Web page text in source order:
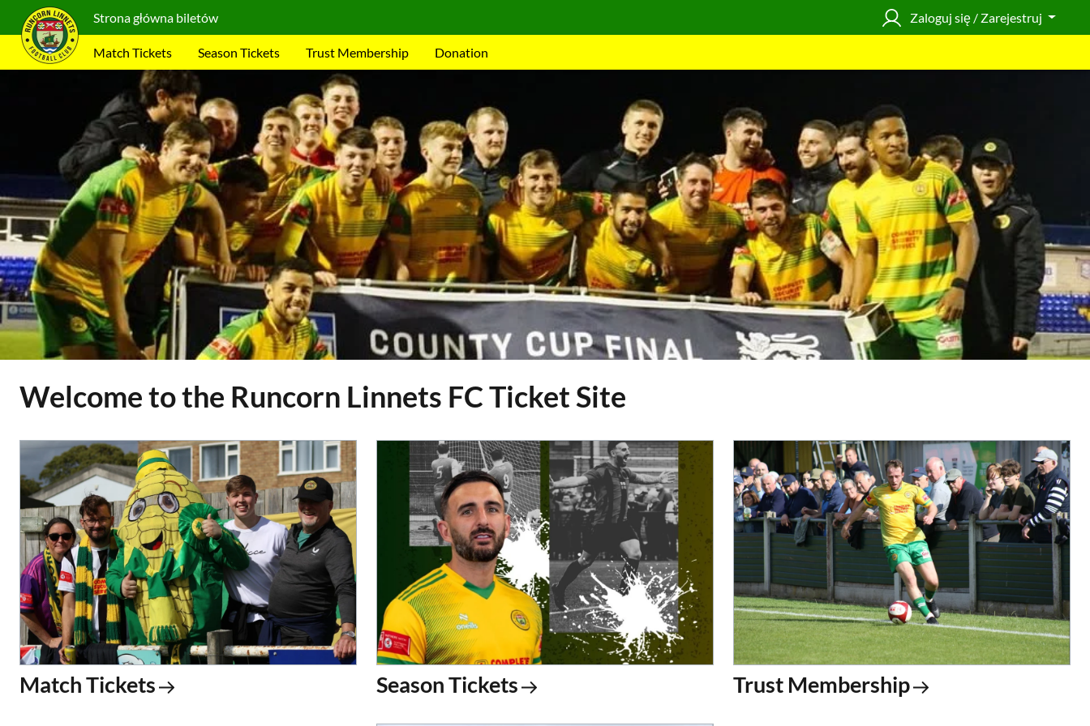
Strona główna biletów Zaloguj się / Zarejestruj
Match Tickets Season Tickets Trust Membership Donation
Welcome to the Runcorn Linnets FC Ticket Site
Match Tickets Season Tickets Trust Membership